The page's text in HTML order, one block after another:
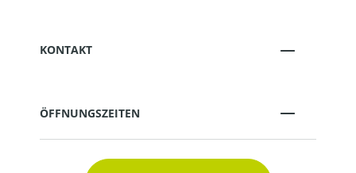
KONTAKT
ÖFFNUNGSZEITEN